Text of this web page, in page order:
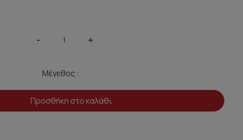
- +
Μέγεθος :
Προσθήκη στο καλάθι